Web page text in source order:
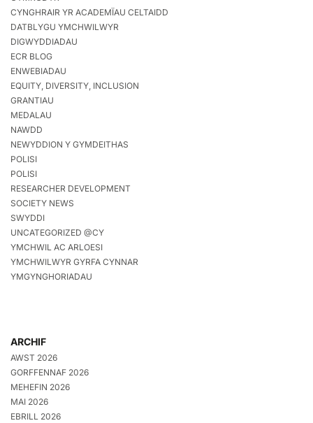
CYNGHRAIR YR ACADEMÏAU CELTAIDD
DATBLYGU YMCHWILWYR
DIGWYDDIADAU
ECR BLOG
ENWEBIADAU
EQUITY, DIVERSITY, INCLUSION
GRANTIAU
MEDALAU
NAWDD
NEWYDDION Y GYMDEITHAS
POLISI
POLISI
RESEARCHER DEVELOPMENT
SOCIETY NEWS
SWYDDI
UNCATEGORIZED @CY
YMCHWIL AC ARLOESI
YMCHWILWYR GYRFA CYNNAR
YMGYNGHORIADAU
ARCHIF
AWST 2026
GORFFENNAF 2026
MEHEFIN 2026
MAI 2026
EBRILL 2026